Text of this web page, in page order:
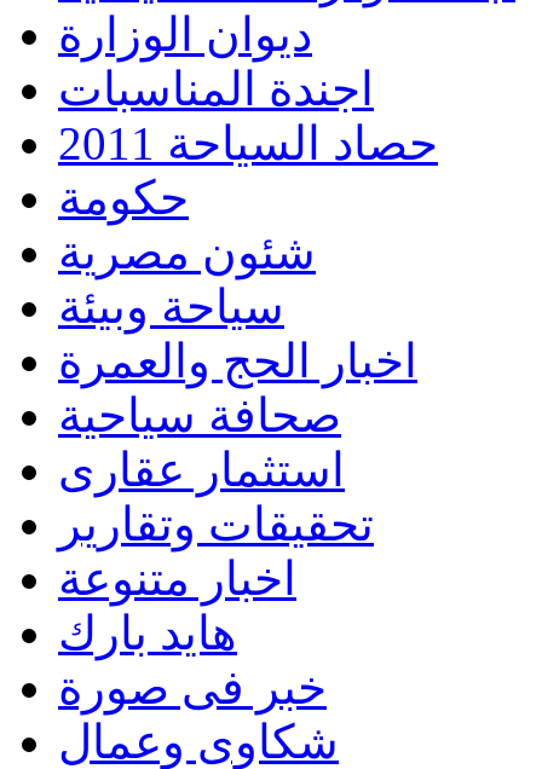
ديوان الوزارة
اجندة المناسبات
حصاد السياحة 2011
حكومة
شئون مصرية
سياحة وبيئة
اخبار الحج والعمرة
صحافة سياحية
استثمار عقارى
تحقيقات وتقارير
اخبار متنوعة
هايد بارك
خبر فى صورة
شكاوى وعمال